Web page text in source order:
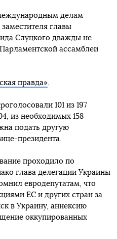
делам
главы
Слуцкого дважды не
ассамблеи
правда»
101 из 197
из необходимых 158
подать другую
президента.
проходило по
глава делегации Украины
евродепутатам, что
ЕС и других стран за
в Украину, аннексию
оккупированных